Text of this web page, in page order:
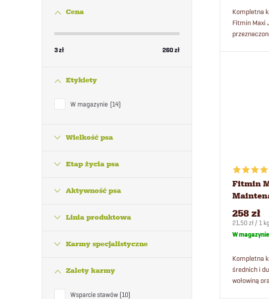
Cena
3zł 260zł
Etykiety
W magazynie 14
Wielkość psa
Etap życia psa
Aktywność psa
Linia produktowa
Karmy specjalistyczne
Zalety karmy
Wsparcie stawów 10
w
Kompletna
Fitmin Maxi
wieku od 5
Fitmin
Beef
258 zł
Cena
jednostkowa:
21,50 zł / 1 kg
W magazynie
Kompletna
średnich i
wołowiną